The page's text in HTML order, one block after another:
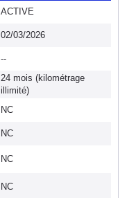
ACTIVE
02/03/2026
--
24 mois (kilométrage
illimité)
NC
NC
NC
NC